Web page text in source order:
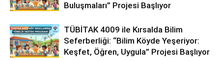
Buluşmaları” Projesi Başlıyor
TÜBİTAK 4009 ile Kırsalda Bilim
Seferberliği: “Bilim Köyde Yeşeriyor:
Keşfet, Öğren, Uygula” Projesi Başlıyor